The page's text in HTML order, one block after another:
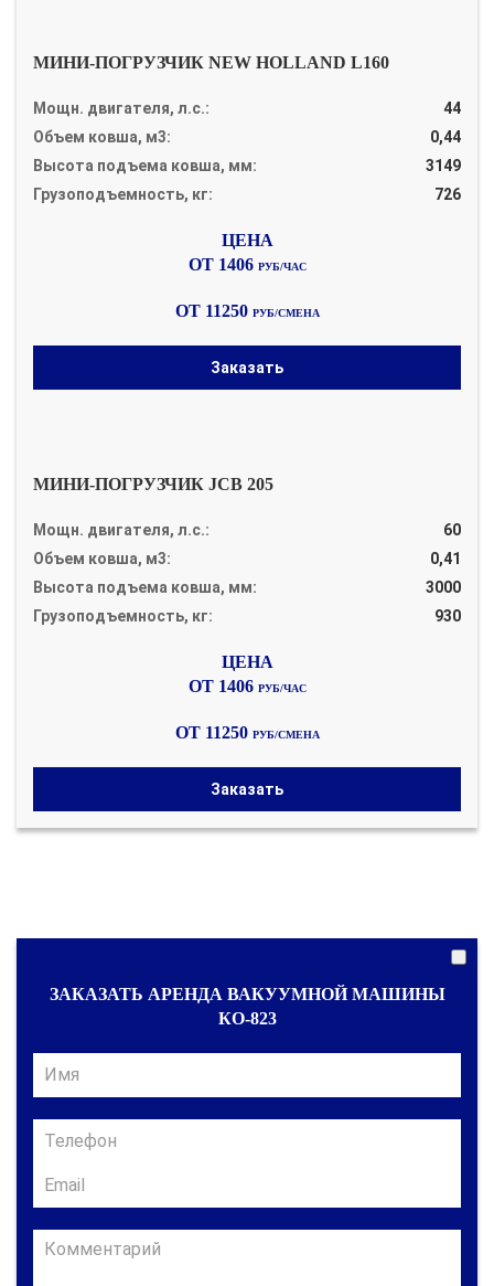
МИНИ-ПОГРУЗЧИК NEW HOLLAND L160
Мощн. двигателя, л.с.:
44
Объем ковша, м3:
0,44
Высота подъема ковша, мм:
3149
Грузоподъемность, кг:
726
ОТ 1406 РУБ/ЧАС
ОТ 11250 РУБ/СМЕНА
Заказать
МИНИ-ПОГРУЗЧИК JCB 205
Мощн. двигателя, л.с.:
60
Объем ковша, м3:
0,41
Высота подъема ковша, мм:
3000
Грузоподъемность, кг:
930
ОТ 1406 РУБ/ЧАС
ОТ 11250 РУБ/СМЕНА
Заказать
ЗАКАЗАТЬ АРЕНДА ВАКУУМНОЙ МАШИНЫ
КО-823